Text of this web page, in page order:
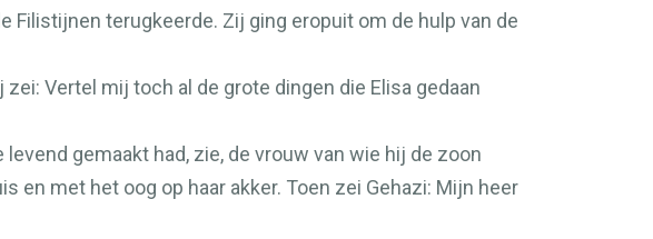
Filistijnen terugkeerde. Zij ging eropuit om de hulp van de
Vertel mij toch al de grote dingen die Elisa gedaan
gemaakt had, zie, de vrouw van wie hij de zoon
en met het oog op haar akker. Toen zei Gehazi: Mijn heer